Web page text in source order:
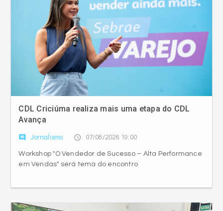
CDL Criciúma realiza mais uma etapa do CDL
Avança
comment Jornalismo access_time 07/08/2026 19:00
Workshop "O Vendedor de Sucesso – Alta Performance
em Vendas" será tema do encontro